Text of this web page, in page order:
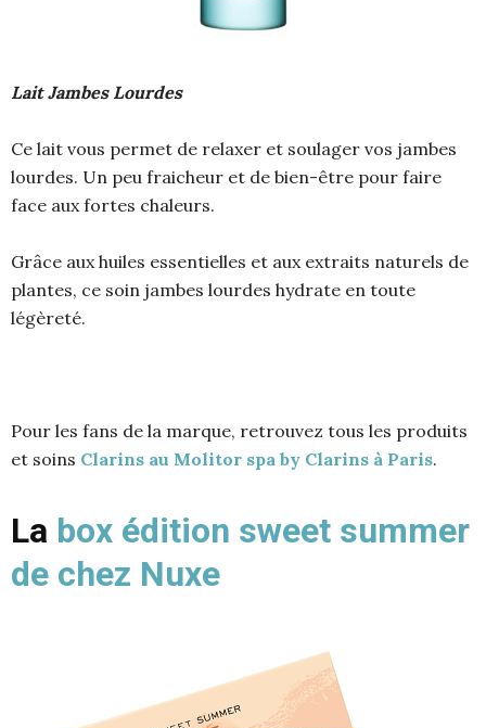
Lait Jambes Lourdes
Ce lait vous permet de relaxer et soulager vos jambes
lourdes. Un peu fraicheur et de bien-être pour faire
face aux fortes chaleurs.
Grâce aux huiles essentielles et aux extraits naturels de
plantes, ce soin jambes lourdes hydrate en toute
légèreté.
Pour les fans de la marque, retrouvez tous les produits
et soins Clarins au Molitor spa by Clarins à Paris.
La box édition sweet summer
de chez Nuxe